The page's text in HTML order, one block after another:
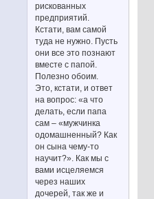
рискованных
предприятий.
Кстати, вам самой
туда не нужно. Пусть
они все это познают
вместе с папой.
Полезно обоим.
Это, кстати, и ответ
на вопрос: «а что
делать, если папа
сам – «мужчинка
одомашненный? Как
он сына чему-то
научит?». Как мы с
вами исцеляемся
через наших
дочерей, так же и